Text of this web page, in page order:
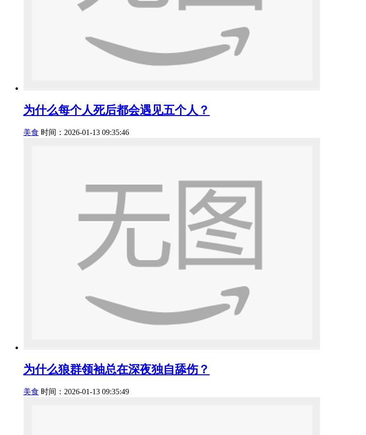
为什么每个人死后都会遇见五个人？
美食 时间：2026-01-13 09:35:46
为什么狼群领袖总在深夜独自舔伤？
美食 时间：2026-01-13 09:35:49